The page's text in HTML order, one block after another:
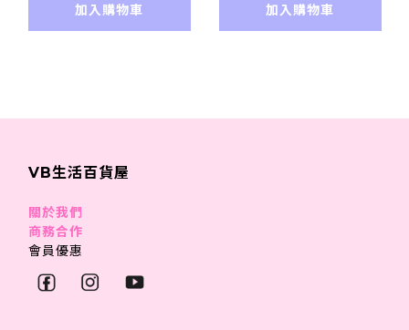
加入購物車 加入購物車
VB生活百貨屋
關於我們
商務合作
會員優惠